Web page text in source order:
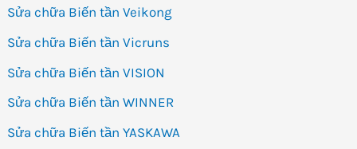
Sửa chữa Biến tần Veikong
Sửa chữa Biến tần Vicruns
Sửa chữa Biến tần VISION
Sửa chữa Biến tần WINNER
Sửa chữa Biến tần YASKAWA